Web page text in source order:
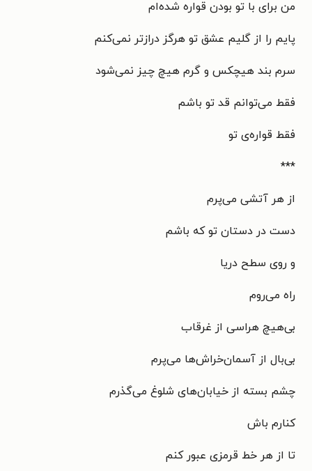
من برای با تو بودن قواره شده‌ام
پایم را از گلیم عشق تو هرگز درازتر نمی‌کنم
سرم بند هیچکس و گرم هیچ چیز نمی‌شود
فقط می‌توانم قد تو باشم
فقط قواره‌ی تو
***
از هر آتشی می‌پرم
دست در دستان تو که باشم
و روی سطح دریا
راه می‌روم
بی‌هیچ هراسی از غرقاب
بی‌بال از آسمان‌خراش‌ها می‌پرم
چشم بسته از خیابان‌های شلوغ می‌گذرم
کنارم باش
تا از هر خط قرمزی عبور کنم